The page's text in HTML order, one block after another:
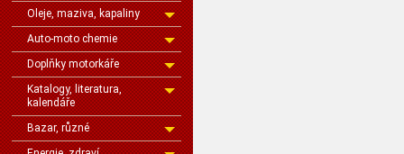
Oleje, maziva, kapaliny
Auto-moto chemie
Doplňky motorkáře
Katalogy, literatura,
kalendáře
Bazar, různé